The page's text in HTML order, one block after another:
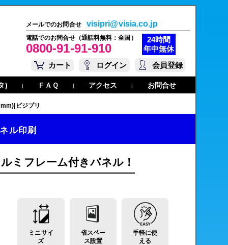
メールでのお問合せ visipri@visia.co.jp
電話でのお問合せ（通話料無料：全国）
0800-91-91-910
24時間
年中無休
カート
ログイン 会員登録
) | ＦＡＱ | アクセス | お問合せ
ビジプリ
ル印刷
ミフレーム付きパネル！
ミニサイ
ズ
省スペー
ス設置
手軽に使
える